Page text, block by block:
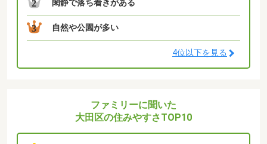
2 閑静で落ち着きがある
3 自然や公園が多い
4位以下を見る
ファミリーに聞いた
大田区の住みやすさTOP10